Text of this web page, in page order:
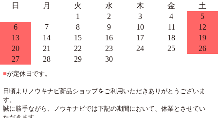
日
月 火 水 木 金
土
1
2 3 4
5
6
7 8 9 10 11
12
13
14 15 16 17 18
19
20
21 22 23 24 25
26
27
28 29 30
■が定休日です。
日頃よりノウキナビ新品ショップをご利用いただきありがとうございま
す。
誠に勝手ながら、ノウキナビでは下記の期間において、休業とさせてい